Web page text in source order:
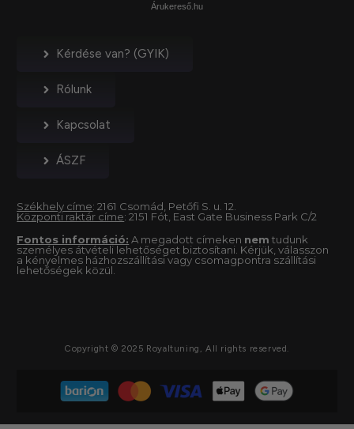
Árukereső.hu
Kérdése van? (GYIK)
Rólunk
Kapcsolat
ÁSZF
Székhely címe: 2161 Csomád, Petőfi S. u. 12.
Központi raktár címe: 2151 Fót, East Gate Business Park C/2
Fontos információ: A megadott címeken nem tudunk
személyes átvételi lehetőséget biztosítani. Kérjük, válasszon
a kényelmes házhozszállítási vagy csomagpontra szállítási
lehetőségek közül.
Copyright © 2025 Royaltuning, All rights reserved.